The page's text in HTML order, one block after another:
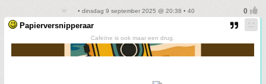
• dinsdag 9 september 2025 @ 20:38 • 40
Papierversnipperaar
Cafeïne is ook maar een drug.